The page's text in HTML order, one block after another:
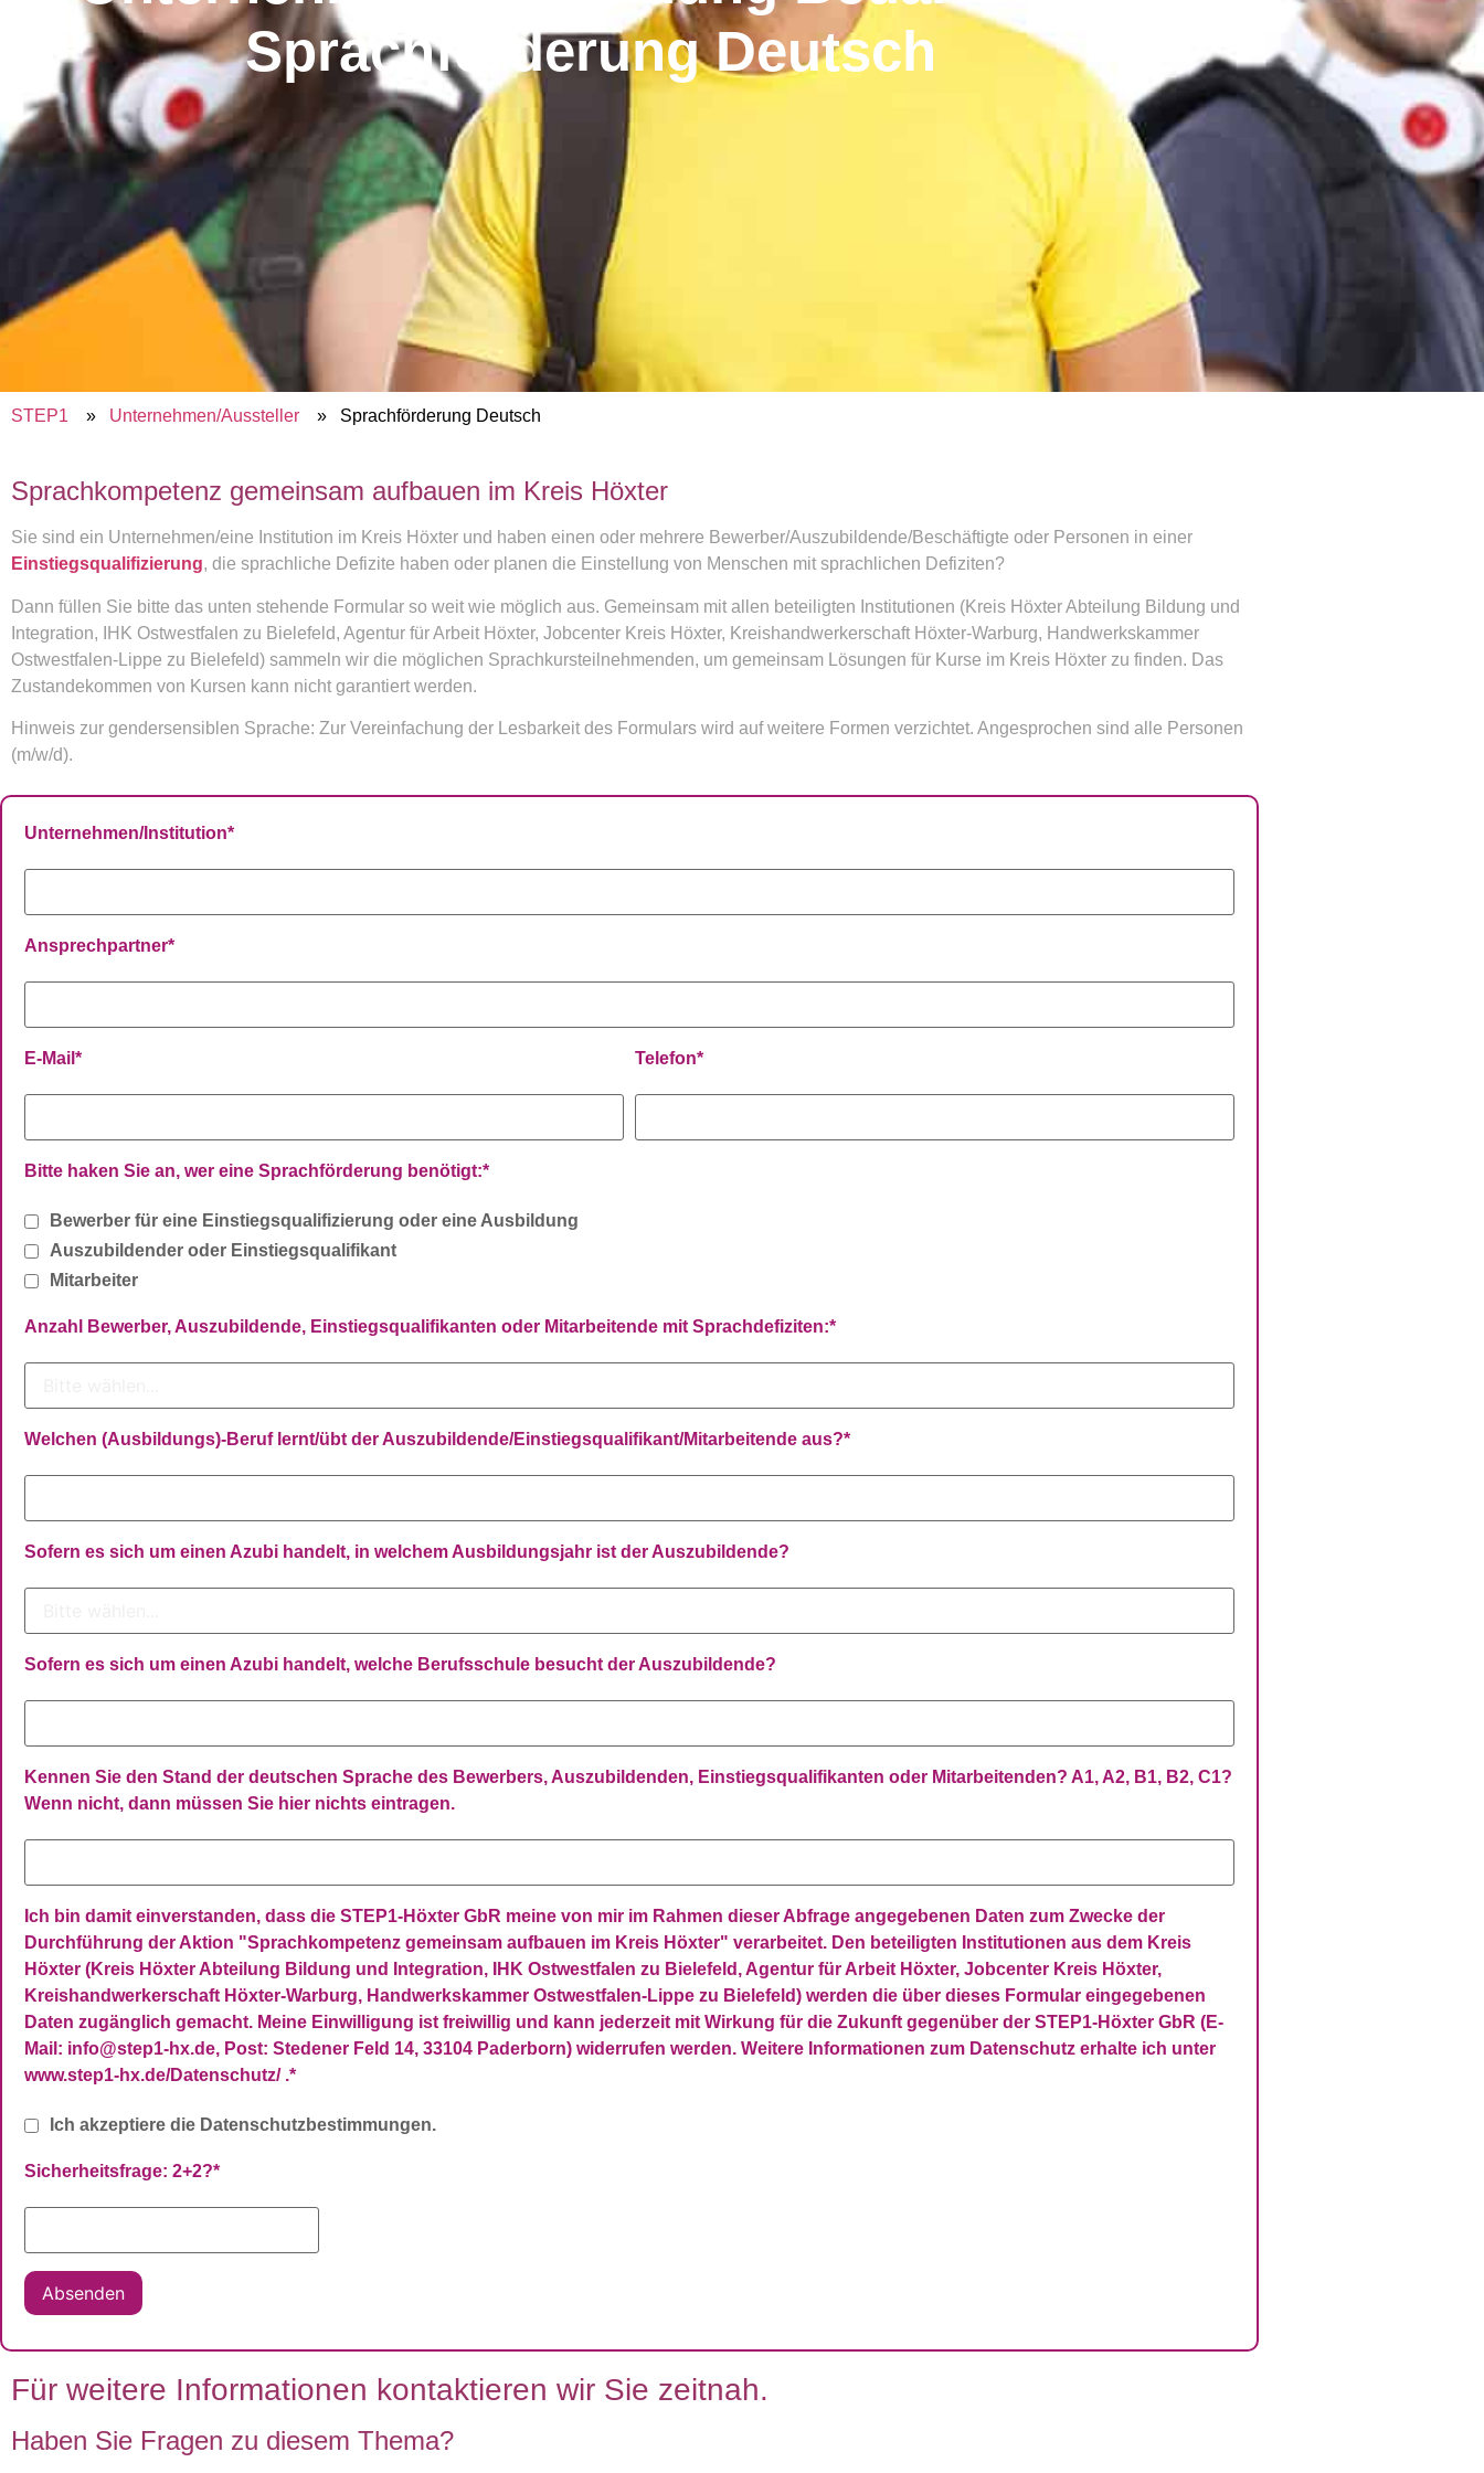
Sprachförderung Deutsch
STEP1 » Unternehmen/Aussteller » Sprachförderung Deutsch
Sprachkompetenz gemeinsam aufbauen im Kreis Höxter
Sie sind ein Unternehmen/eine Institution im Kreis Höxter und haben einen oder mehrere Bewerber/Auszubildende/Beschäftigte oder Personen in einer
Einstiegsqualifizierung, die sprachliche Defizite haben oder planen die Einstellung von Menschen mit sprachlichen Defiziten?
Dann füllen Sie bitte das unten stehende Formular so weit wie möglich aus. Gemeinsam mit allen beteiligten Institutionen (Kreis Höxter Abteilung Bildung und
Integration, IHK Ostwestfalen zu Bielefeld, Agentur für Arbeit Höxter, Jobcenter Kreis Höxter, Kreishandwerkerschaft Höxter-Warburg, Handwerkskammer
Ostwestfalen-Lippe zu Bielefeld) sammeln wir die möglichen Sprachkursteilnehmenden, um gemeinsam Lösungen für Kurse im Kreis Höxter zu finden. Das
Zustandekommen von Kursen kann nicht garantiert werden.
Hinweis zur gendersensiblen Sprache: Zur Vereinfachung der Lesbarkeit des Formulars wird auf weitere Formen verzichtet. Angesprochen sind alle Personen
(m/w/d).
Unternehmen/Institution*
Ansprechpartner*
E-Mail * Telefon*
Bitte haken Sie an, wer eine Sprachförderung benötigt:*
Bewerber für eine Einstiegsqualifizierung oder eine Ausbildung
Auszubildender oder Einstiegsqualifikant
Mitarbeiter
Anzahl Bewerber, Auszubildende, Einstiegsqualifikanten oder Mitarbeitende mit Sprachdefiziten:*
Welchen (Ausbildungs)-Beruf lernt/übt der Auszubildende/Einstiegsqualifikant/Mitarbeitende aus?*
Sofern es sich um einen Azubi handelt, in welchem Ausbildungsjahr ist der Auszubildende?
Sofern es sich um einen Azubi handelt, welche Berufsschule besucht der Auszubildende?
Kennen Sie den Stand der deutschen Sprache des Bewerbers, Auszubildenden, Einstiegsqualifikanten oder Mitarbeitenden? A1, A2, B1, B2, C1?
Wenn nicht, dann müssen Sie hier nichts eintragen.
Ich bin damit einverstanden, dass die STEP1-Höxter GbR meine von mir im Rahmen dieser Abfrage angegebenen Daten zum Zwecke der
Durchführung der Aktion "Sprachkompetenz gemeinsam aufbauen im Kreis Höxter" verarbeitet. Den beteiligten Institutionen aus dem Kreis
Höxter (Kreis Höxter Abteilung Bildung und Integration, IHK Ostwestfalen zu Bielefeld, Agentur für Arbeit Höxter, Jobcenter Kreis Höxter,
Kreishandwerkerschaft Höxter-Warburg, Handwerkskammer Ostwestfalen-Lippe zu Bielefeld) werden die über dieses Formular eingegebenen
Daten zugänglich gemacht. Meine Einwilligung ist freiwillig und kann jederzeit mit Wirkung für die Zukunft gegenüber der STEP1-Höxter GbR (E-
Mail: info@step1-hx.de, Post: Stedener Feld 14, 33104 Paderborn) widerrufen werden. Weitere Informationen zum Datenschutz erhalte ich unter
www.step1-hx.de/Datenschutz/ .*
Ich akzeptiere die Datenschutzbestimmungen.
Sicherheitsfrage: 2+2?*
Absenden
Für weitere Informationen kontaktieren wir Sie zeitnah.
Haben Sie Fragen zu diesem Thema?